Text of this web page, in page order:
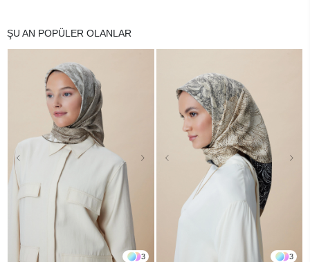
ŞU AN POPÜLER OLANLAR
3 3